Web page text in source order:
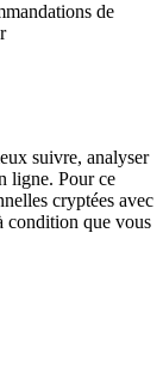
de
suivre, analyser
ligne. Pour ce
cryptées avec
condition que vous